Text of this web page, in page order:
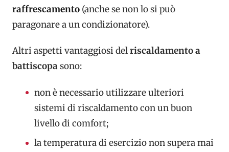
raffrescamento (anche se non lo si può
paragonare a un condizionatore).
Altri aspetti vantaggiosi delriscaldamento a
battiscopasono:
non è necessario utilizzare ulteriori
sistemi di riscaldamento con un buon
livello di comfort;
la temperatura di esercizio non supera mai